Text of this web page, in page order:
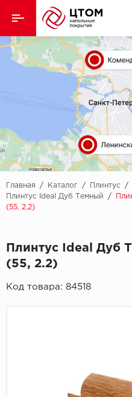
Назад
Кварцвиниловая плитка
Ламинат
Ковролин
Линолеум
Паркет
Паркетная доска
Подложка
Пробковое покрытие
Главная / Каталог / Плинтус /
Плинтус Ideal Дуб Темный
/
(55, 2.2)
Плинтус Ideal Дуб
(55, 2.2)
Код товара: 84518